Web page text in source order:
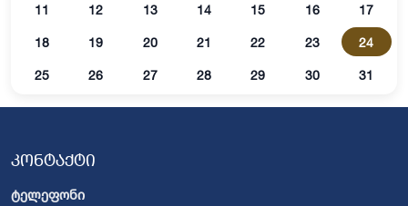
11 12 13 14 15 16 17
18 19 20 21 22 23 24
25 26 27 28 29 30 31
კონტაქტი
ტელეფონი